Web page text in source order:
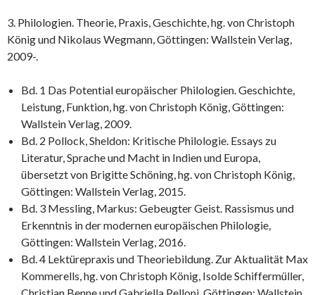
3. Philologien. Theorie, Praxis, Geschichte, hg. von Christoph
König und Nikolaus Wegmann, Göttingen: Wallstein Verlag,
2009-.
Bd. 1 Das Potential europäischer Philologien. Geschichte,
Leistung, Funktion, hg. von Christoph König, Göttingen:
Wallstein Verlag, 2009.
Bd. 2 Pollock, Sheldon: Kritische Philologie. Essays zu
Literatur, Sprache und Macht in Indien und Europa,
übersetzt von Brigitte Schöning, hg. von Christoph König,
Göttingen: Wallstein Verlag, 2015.
Bd. 3 Messling, Markus: Gebeugter Geist. Rassismus und
Erkenntnis in der modernen europäischen Philologie,
Göttingen: Wallstein Verlag, 2016.
Bd. 4 Lektürepraxis und Theoriebildung. Zur Aktualität Max
Kommerells, hg. von Christoph König, Isolde Schiffermüller,